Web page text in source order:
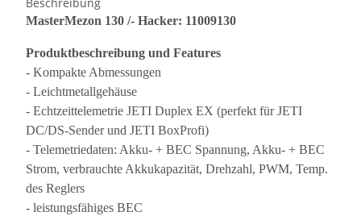
MasterMezon 130 /- Hacker: 11009130
Produktbeschreibung und Features
- Kompakte Abmessungen
- Leichtmetallgehäuse
- Echtzeittelemetrie JETI Duplex EX (perfekt für JETI
DC/DS-Sender und JETI BoxProfi)
- Telemetriedaten: Akku- + BEC Spannung, Akku- + BEC
Strom, verbrauchte Akkukapazität, Drehzahl, PWM, Temp.
des Reglers
- leistungsfähiges BEC